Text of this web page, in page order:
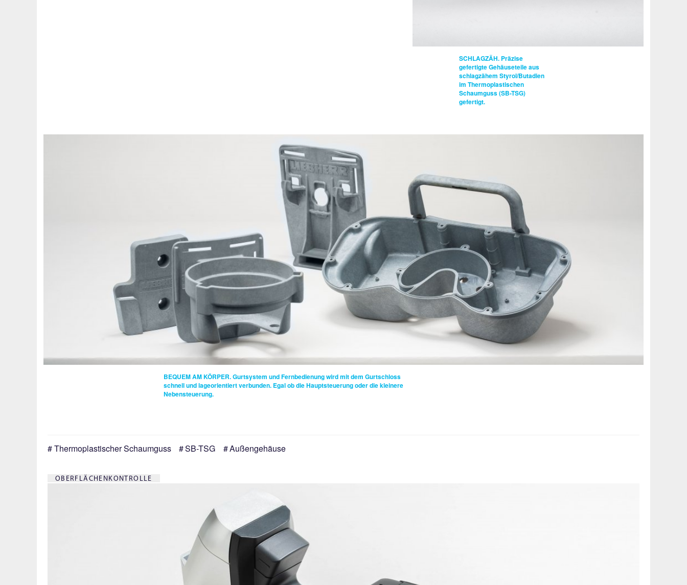
SCHLAGZÄH.Präzise
gefertigte Gehäuseteile aus
schlagzähem Styrol/Butadien
im Thermoplastischen
Schaumguss (SB-TSG)
gefertigt.
BEQUEM AM KÖRPER.Gurtsystem und Fernbedienung wird mit dem Gurtschloss
schnell und lageorientiert verbunden. Egal ob die Hauptsteuerung oder die kleinere
Nebensteuerung.
Thermoplastischer Schaumguss SB-TSG Außengehäuse
OBERFLÄCHENKONTROLLE